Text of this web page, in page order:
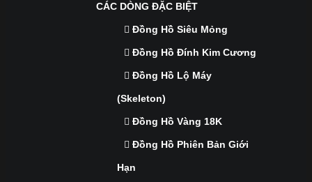
CÁC DÒNG ĐẶC BIỆT
Đồng Hồ Siêu Mỏng
Đồng Hồ Đính Kim Cương
Đồng Hồ Lộ Máy
(Skeleton)
Đồng Hồ Vàng 18K
Đồng Hồ Phiên Bản Giới
Hạn